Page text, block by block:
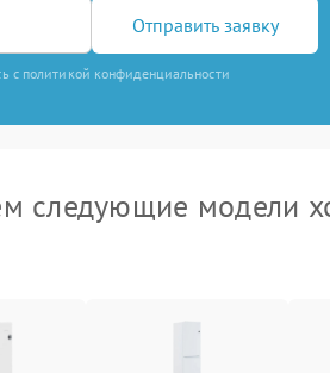
Отправить заявку
с политикой конфиденциальности
следующие модели